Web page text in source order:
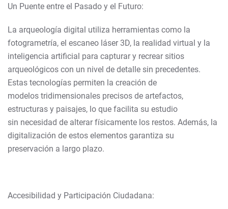
Un Puente entre el Pasado y el Futuro:
La arqueología digital utiliza herramientas como la
fotogrametría, el escaneo láser 3D, la realidad virtual y la
inteligencia artificial para capturar y recrear sitios
arqueológicos con un nivel de detalle sin precedentes.
Estas tecnologías permiten la creación de
modelos tridimensionales precisos de artefactos,
estructuras y paisajes, lo que facilita su estudio
sin necesidad de alterar físicamente los restos. Además, la
digitalización de estos elementos garantiza su
preservación a largo plazo.
Accesibilidad y Participación Ciudadana: